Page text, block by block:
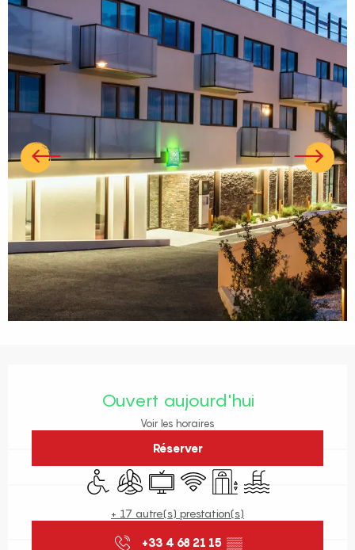
Ouvert aujourd'hui
Voir les horaires
Réserver
Accès handicapés
Air conditionné
Télévision
WiFi Ascenseur
Piscine
+ 17 autre(s) prestation(s)
+33 4 68 21 15 ▒▒